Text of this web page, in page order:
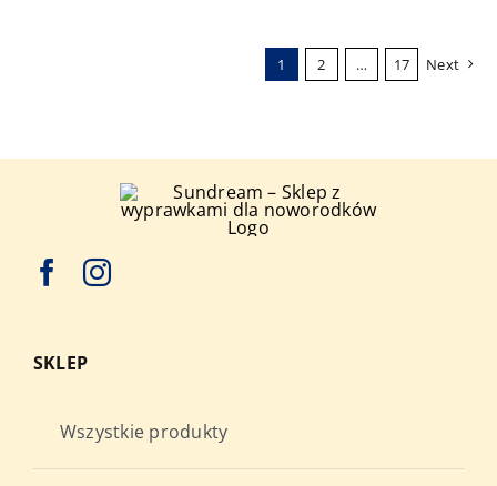
na
produktu
1 2 … 17 Next
SKLEP
Wszystkie produkty